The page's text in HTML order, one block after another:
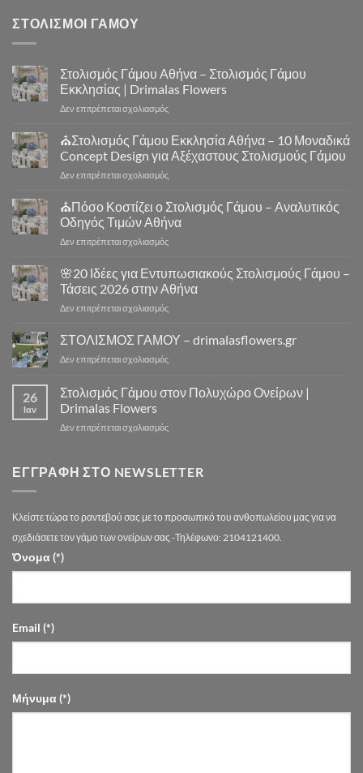
ΣΤΟΛΙΣΜΟΙ ΓΑΜΟΥ
Στολισμός Γάμου Αθήνα – Στολισμός Γάμου
Εκκλησίας | Drimalas Flowers
Δεν επιτρέπεται σχολιασμόςστο
Γάμου
Αθήνα
–
Στολισμός
Εκκλησίας
Flowers
⛪Στολισμός Γάμου Εκκλησία Αθήνα – 10 Μοναδικά
Concept Design για Αξέχαστους Στολισμούς Γάμου
Δεν επιτρέπεται σχολιασμόςστο
Στολισμός
Γάμου
Εκκλησία
Αθήνα
10
Μοναδικά
Concept
Design
Αξέχαστους
Γάμου
⛪Πόσο Κοστίζει ο Στολισμός Γάμου – Αναλυτικός
Οδηγός Τιμών Αθήνα
Δεν επιτρέπεται σχολιασμόςστο
Κοστίζει
ο
Στολισμός
–
Οδηγός
Αθήνα
🌸20 Ιδέες για Εντυπωσιακούς Στολισμούς Γάμου –
Τάσεις 2026 στην Αθήνα
Δεν επιτρέπεται σχολιασμόςστο
20
Ιδέες
για
Στολισμούς
Τάσεις
Αθήνα
ΣΤΟΛΙΣΜΟΣ ΓΑΜΟΥ – drimalasflowers.gr
Δεν επιτρέπεται σχολιασμόςστο
–
26
Ιαν
Στολισμός Γάμου στον Πολυχώρο Ονείρων |
Drimalas Flowers
Δεν επιτρέπεται σχολιασμόςστο
στον
Drimalas
Flowers
ΕΓΓΡΑΦΉ ΣΤΟ NEWSLETTER
Κλείστε τώρα το ραντεβού σας με το προσωπικό του ανθοπωλείου μας για να
σχεδιάσετε τον γάμο των ονείρων σας -Τηλέφωνο: 2104121400.
Όνομα (*)
Email (*)
Μήνυμα (*)